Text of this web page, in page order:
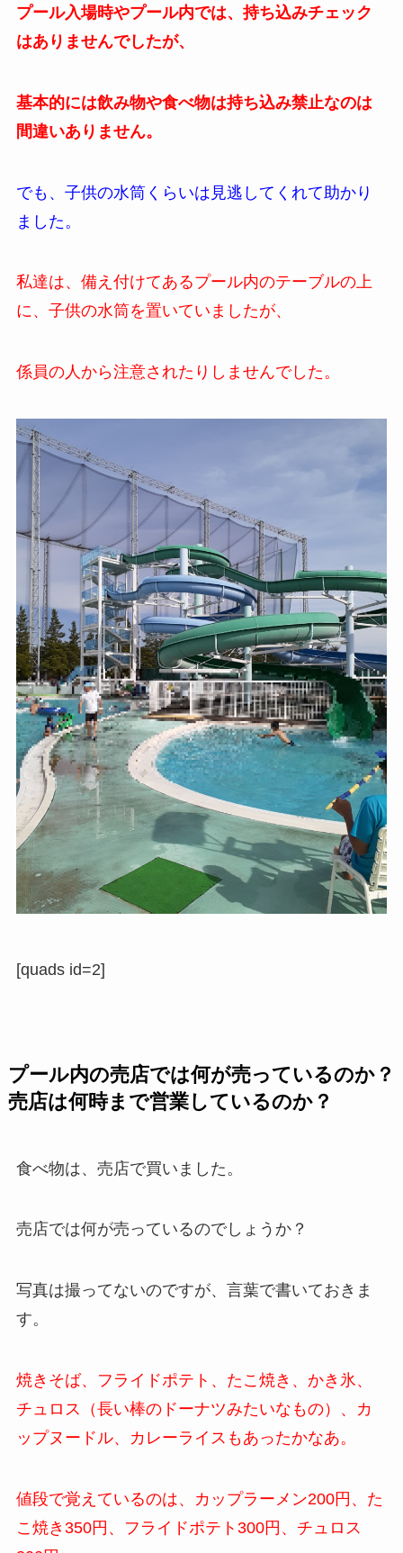
プール入場時やプール内では、持ち込みチェック
はありませんでしたが、
基本的には飲み物や食べ物は持ち込み禁止なのは
間違いありません。
でも、子供の水筒くらいは見逃してくれて助かり
ました。
私達は、備え付けてあるプール内のテーブルの上
に、子供の水筒を置いていましたが、
係員の人から注意されたりしませんでした。
[quads id=2]
プール内の売店では何が売っているのか？
売店は何時まで営業しているのか？
食べ物は、売店で買いました。
売店では何が売っているのでしょうか？
写真は撮ってないのですが、言葉で書いておきま
す。
焼きそば、フライドポテト、たこ焼き、かき氷、
チュロス（長い棒のドーナツみたいなもの）、カ
ップヌードル、カレーライスもあったかなあ。
値段で覚えているのは、カップラーメン200円、た
こ焼き350円、フライドポテト300円、チュロス